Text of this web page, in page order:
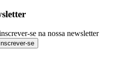
se na nossa newsletter
Inscrever-se